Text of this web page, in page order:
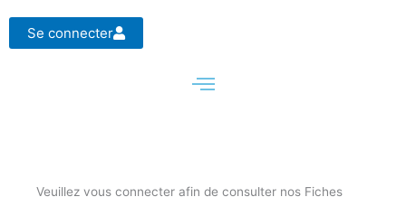
Se connecter
Veuillez vous connecter afin de consulter nos Fiches